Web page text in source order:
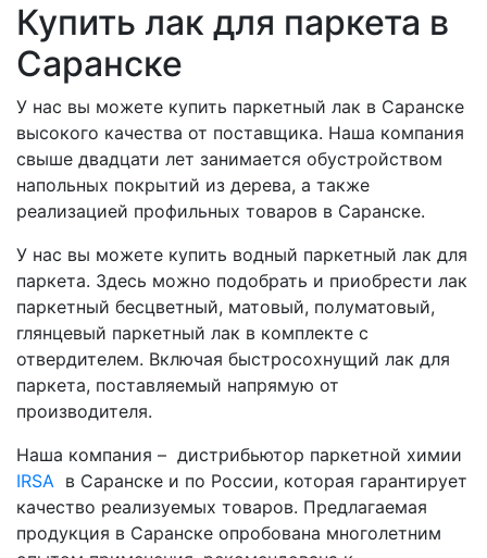
Купить лак для паркета в
Саранске
У нас вы можете купить паркетный лак в Саранске
высокого качества от поставщика. Наша компания
свыше двадцати лет занимается обустройством
напольных покрытий из дерева, а также
реализацией профильных товаров в Саранске.
У нас вы можете купить водный паркетный лак для
паркета. Здесь можно подобрать и приобрести лак
паркетный бесцветный, матовый, полуматовый,
глянцевый паркетный лак в комплекте с
отвердителем. Включая быстросохнущий лак для
паркета, поставляемый напрямую от
производителя.
Наша компания – дистрибьютор паркетной химии
IRSA в Саранске и по России, которая гарантирует
качество реализуемых товаров. Предлагаемая
продукция в Саранске опробована многолетним